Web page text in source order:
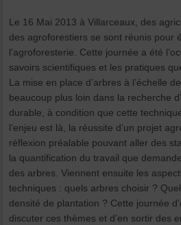
Le 16 Mai 2013 à Villarceaux, des
des agroforestiers se sont réunis pour
l’agroforesterie. Cette journée a été
savoirs scientifiques et les pratiques
La mise en place d’arbres à l’échelle
beaucoup plus loin dans la recherche
durable, à condition que cette
l’enjeu est là, la réussite d’un projet
réflexion préalable pouvant aller des
la quantification du travail que
des arbres. Viennent ensuite les
techniques : quels arbres choisir ?
densité de plantation ? Cette journée
discuter ces thèmes et d’en sortir des